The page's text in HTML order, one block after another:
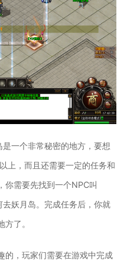
是一个非常秘密的地方，要想
上，而且还需要一定的任务和
你需要先找到一个NPC叫
去妖月岛。完成任务后，你就
了。
的，玩家们需要在游戏中完成